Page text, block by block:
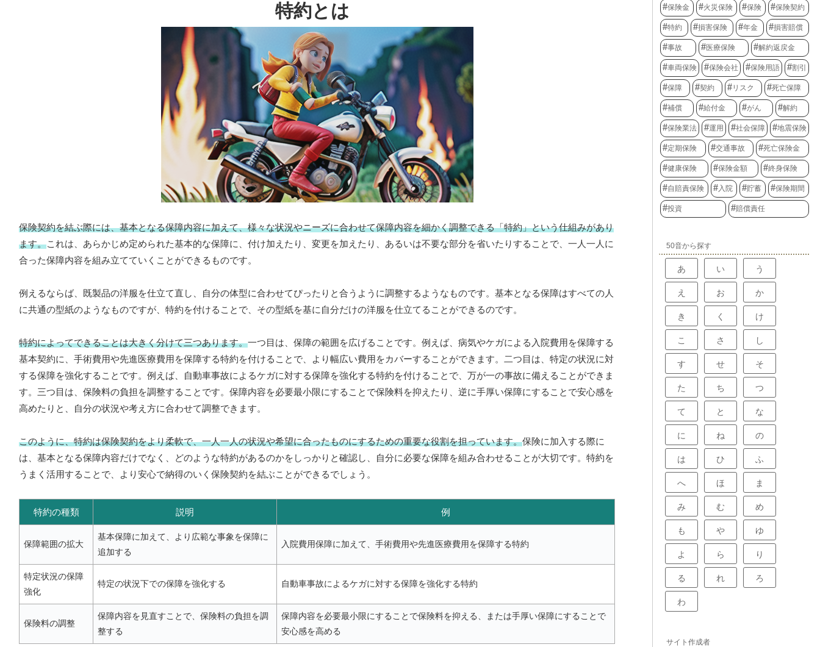
特約とは
保険契約を結ぶ際には、基本となる保障内容に加えて、様々な状況やニーズに合わせて保障内容を細かく調整できる「特約」という仕組みがあり
ます。これは、あらかじめ定められた基本的な保障に、付け加えたり、変更を加えたり、あるいは不要な部分を省いたりすることで、一人一人に
合った保障内容を組み立てていくことができるものです。
例えるならば、既製品の洋服を仕立て直し、自分の体型に合わせてぴったりと合うように調整するようなものです。基本となる保障はすべての人
に共通の型紙のようなものですが、特約を付けることで、その型紙を基に自分だけの洋服を仕立てることができるのです。
特約によってできることは大きく分けて三つあります。一つ目は、保障の範囲を広げることです。例えば、病気やケガによる入院費用を保障する
基本契約に、手術費用や先進医療費用を保障する特約を付けることで、より幅広い費用をカバーすることができます。二つ目は、特定の状況に対
する保障を強化することです。例えば、自動車事故によるケガに対する保障を強化する特約を付けることで、万が一の事故に備えることができま
す。三つ目は、保険料の負担を調整することです。保障内容を必要最小限にすることで保険料を抑えたり、逆に手厚い保障にすることで安心感を
高めたりと、自分の状況や考え方に合わせて調整できます。
このように、特約は保険契約をより柔軟で、一人一人の状況や希望に合ったものにするための重要な役割を担っています。保険に加入する際に
は、基本となる保障内容だけでなく、どのような特約があるのかをしっかりと確認し、自分に必要な保障を組み合わせることが大切です。特約を
うまく活用することで、より安心で納得のいく保険契約を結ぶことができるでしょう。
特約の種類 説明 例
保障範囲の拡大
基本保障に加えて、より広範な事象を保障に
追加する
入院費用保障に加えて、手術費用や先進医療費用を保障する特約
特定状況の保障
強化
特定の状況下での保障を強化する 自動車事故によるケガに対する保障を強化する特約
保険料の調整
保障内容を見直すことで、保険料の負担を調
整する
保障内容を必要最小限にすることで保険料を抑える、または手厚い保障にすることで
安心感を高める
保険金 火災保険 保険 保険契約
特約 損害保険 年金 損害賠償
事故 医療保険 解約返戻金
車両保険 保険会社 保険用語 割引
保障 契約 リスク 死亡保障
補償 給付金 がん 解約
保険業法 運用 社会保障 地震保険
定期保険 交通事故 死亡保険金
健康保険 保険金額 終身保険
自賠責保険 入院 貯蓄 保険期間
投資 賠償責任
50音から探す
あ い う
え お か
き く け
こ さ し
す せ そ
た ち つ
て と な
に ね の
は ひ ふ
へ ほ ま
み む め
も や ゆ
よ ら り
る れ ろ
わ
サイト作成者